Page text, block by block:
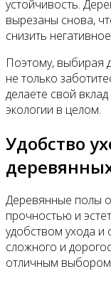
устойчивость.
вырезаны снова,
снизить
Поэтому, выбирая
не только
делаете свой
экологии в целом.
Удобство
Деревянные полы
прочностью и
удобством ухода
сложного и
отличным